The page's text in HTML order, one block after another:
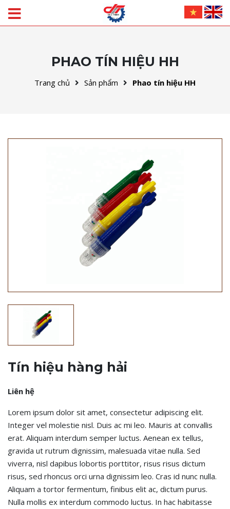
PHAO TÍN HIỆU HH
Trang chủ Sản phẩm Phao tín hiệu HH
Tín hiệu hàng hải
Liên hệ
Lorem ipsum dolor sit amet, consectetur adipiscing elit.
Integer vel molestie nisl. Duis ac mi leo. Mauris at convallis
erat. Aliquam interdum semper luctus. Aenean ex tellus,
gravida ut rutrum dignissim, malesuada vitae nulla. Sed
viverra, nisl dapibus lobortis porttitor, risus risus dictum
risus, sed rhoncus orci urna dignissim leo. Cras id nunc nulla.
Aliquam a tortor fermentum, finibus elit ac, dictum purus.
Nulla mollis ex interdum commodo luctus. In hac habitasse